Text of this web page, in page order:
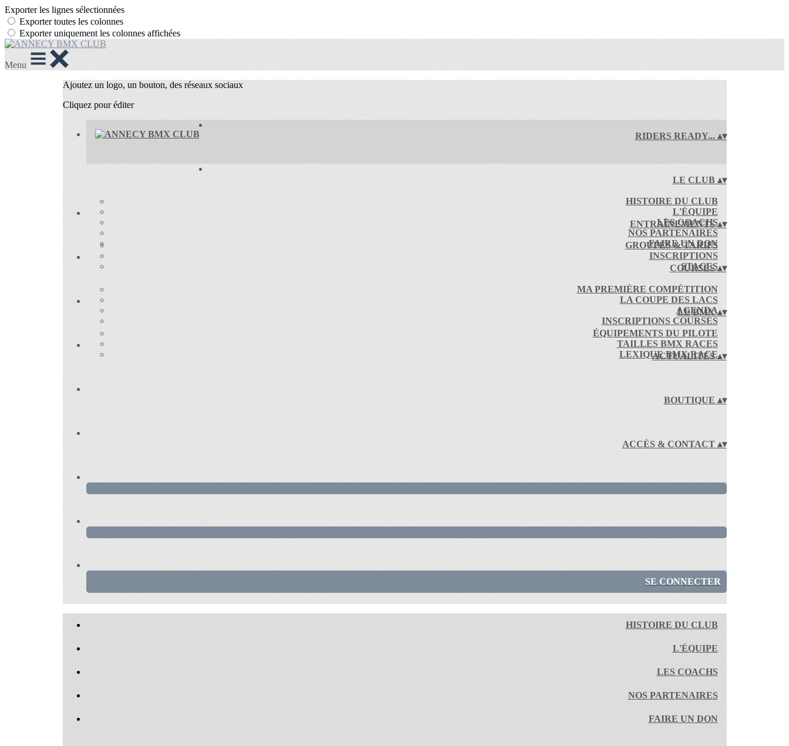
Exporter les lignes sélectionnées
Exporter toutes les colonnes
Exporter uniquement les colonnes affichées
Menu
Ajoutez un logo, un bouton, des réseaux sociaux
Cliquez pour éditer
RIDERS READY... ▴▾
LE CLUB ▴▾
HISTOIRE DU CLUB
L'ÉQUIPE
LES COACHS
NOS PARTENAIRES
FAIRE UN DON
ENTRAÎNEMENTS▴▾
GROUPES & TARIFS
INSCRIPTIONS
STAGES
COURSES▴▾
MA PREMIÈRE COMPÉTITION
LA COUPE DES LACS
AGENDA
INSCRIPTIONS COURSES
LE BMX▴▾
ÉQUIPEMENTS DU PILOTE
TAILLES BMX RACES
LEXIQUE BMX RACE
ACTUALITÉS▴▾
BOUTIQUE ▴▾
ACCÈS & CONTACT ▴▾
SE CONNECTER
HISTOIRE DU CLUB
L'ÉQUIPE
LES COACHS
NOS PARTENAIRES
FAIRE UN DON